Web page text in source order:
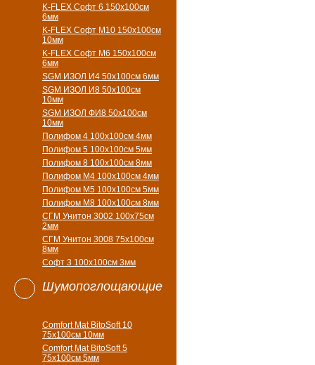
K-FLEX Софт 6 150х100см
6мм
K-FLEX Софт М10 150х100см
10мм
K-FLEX Софт М6 150х100см
6мм
SGM ИЗОЛ И4 50х100см 6мм
SGM ИЗОЛ И8 50х100см
10мм
SGM ИЗОЛ ФИ8 50х100см
10мм
Полифом 4 100х100см 4мм
Полифом 5 100х100см 5мм
Полифом 8 100х100см 8мм
Полифом М4 100х100см 4мм
Полифом М5 100х100см 5мм
Полифом М8 100х100см 8мм
СГМ Унитон 3002 100х75см
2мм
СГМ Унитон 3008 75х100см
8мм
Софт 3 100х100см 3мм
Шумопоглощающие
Comfort Mat BitoSoft 10
75x100см 10мм
Comfort Mat BitoSoft 5
75x100см 5мм